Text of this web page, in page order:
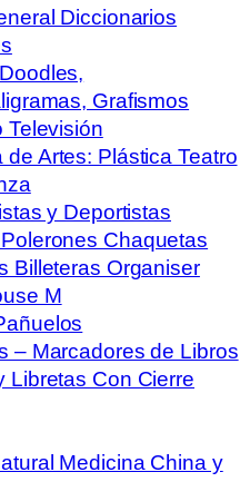
Diccionarios
Grafismos
Televisión
de Artes: Plástica Teatro
y Deportistas
Chaquetas
Billeteras Organiser
M
– Marcadores de Libros
Libretas Con Cierre
Medicina China y